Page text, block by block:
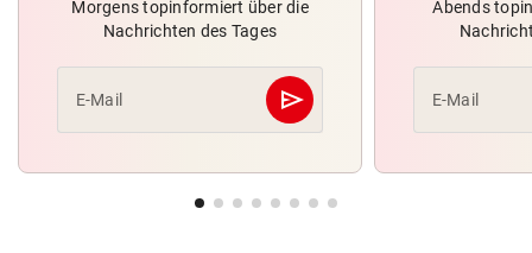
Morgens topinformiert über die
Nachrichten des Tages
E-Mail send
Abschicken
Abends
E-Mail